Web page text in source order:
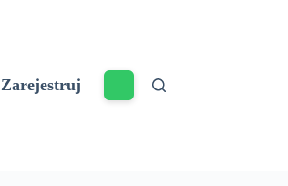
Zarejestruj